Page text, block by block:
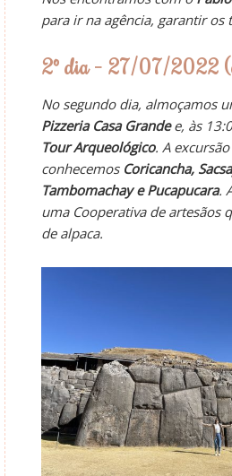
para ir na agência, garantir os
2º dia – 27/07/2022
No segundo dia, almoçamos
Pizzeria Casa Grandee, às
Tour Arqueológico. A
conhecemos Coricancha,
Tambomachay e Pucapucara.
uma Cooperativa de artesãos
de alpaca.